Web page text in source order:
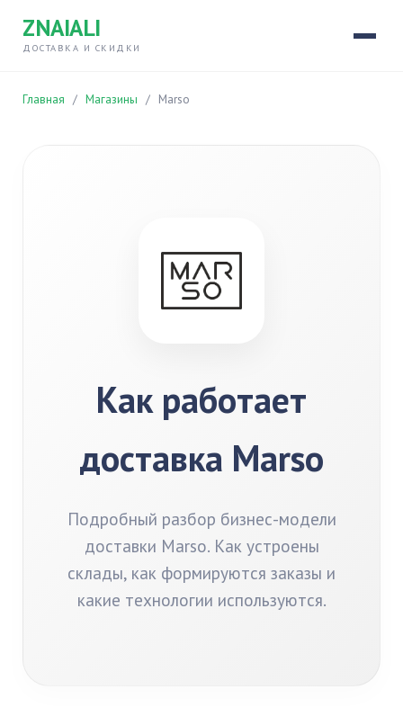
ZNAIALI
ДОСТАВКА И СКИДКИ
Главная / Магазины / Marso
Как работает
доставка Marso
Подробный разбор бизнес-модели
доставки Marso. Как устроены
склады, как формируются заказы и
какие технологии используются.